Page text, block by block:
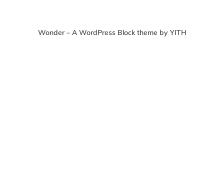
Wonder – A WordPress Block theme by YITH